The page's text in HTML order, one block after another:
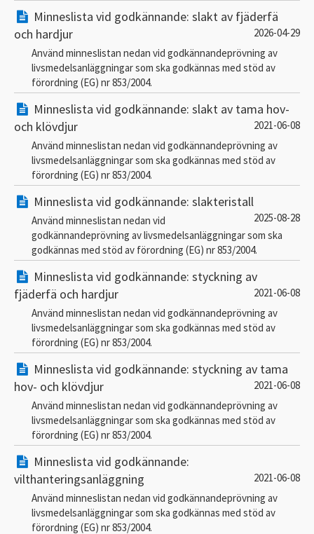
Minneslista vid godkännande: slakt av fjäderfä
och hardjur
2026-04-29
Använd minneslistan nedan vid godkännandeprövning av
livsmedelsanläggningar som ska godkännas med stöd av
förordning (EG) nr 853/2004.
Minneslista vid godkännande: slakt av tama hov-
och klövdjur
2021-06-08
Använd minneslistan nedan vid godkännandeprövning av
livsmedelsanläggningar som ska godkännas med stöd av
förordning (EG) nr 853/2004.
Minneslista vid godkännande: slakteristall
2025-08-28
Använd minneslistan nedan vid
godkännandeprövning av livsmedelsanläggningar som ska
godkännas med stöd av förordning (EG) nr 853/2004.
Minneslista vid godkännande: styckning av
fjäderfä och hardjur
2021-06-08
Använd minneslistan nedan vid godkännandeprövning av
livsmedelsanläggningar som ska godkännas med stöd av
förordning (EG) nr 853/2004.
Minneslista vid godkännande: styckning av tama
hov- och klövdjur
2021-06-08
Använd minneslistan nedan vid godkännandeprövning av
livsmedelsanläggningar som ska godkännas med stöd av
förordning (EG) nr 853/2004.
Minneslista vid godkännande:
vilthanteringsanläggning
2021-06-08
Använd minneslistan nedan vid godkännandeprövning av
livsmedelsanläggningar som ska godkännas med stöd av
förordning (EG) nr 853/2004.